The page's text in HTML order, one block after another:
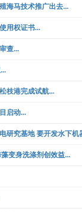
海马技术推广出去...
用权证书...
查...
枝港完成试航...
启动...
变身洗涤剂创效益...